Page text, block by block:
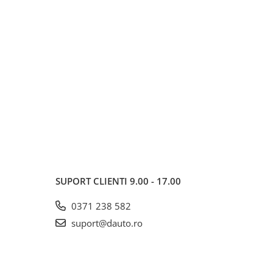
SUPORT CLIENTI 9.00 - 17.00
0371 238 582
suport@dauto.ro